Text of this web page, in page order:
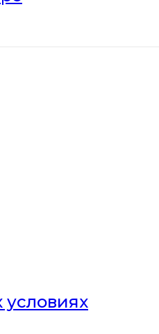
условиях